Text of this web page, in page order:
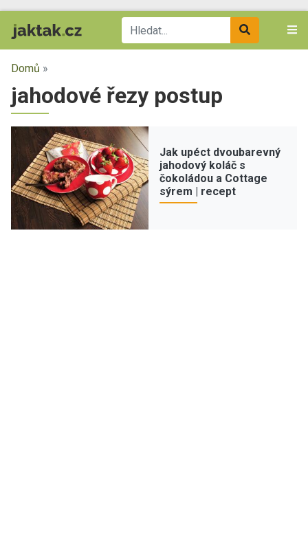
Domů »
jahodové řezy postup
Jak upéct dvoubarevný
jahodový koláč s
čokoládou a Cottage
sýrem | recept